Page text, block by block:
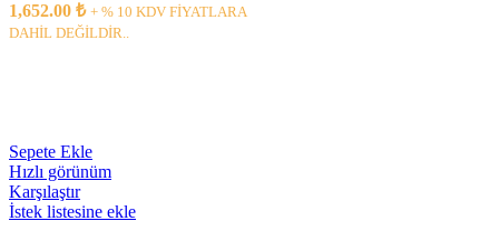
1,652.00 ₺ + % 10 KDV FİYATLARA
DAHİL DEĞİLDİR..
Sepete Ekle
Hızlı görünüm
Karşılaştır
İstek listesine ekle